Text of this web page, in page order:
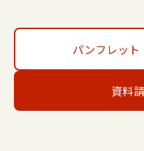
パンフレット
資料